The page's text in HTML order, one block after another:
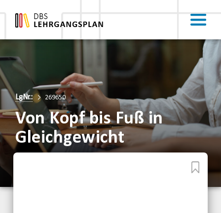
LgNr.: 269650
Von Kopf bis Fuß in
Gleichgewicht